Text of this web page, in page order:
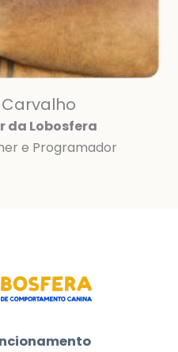
da Lobosfera
e Programador